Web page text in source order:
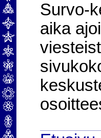
Survo-
aika